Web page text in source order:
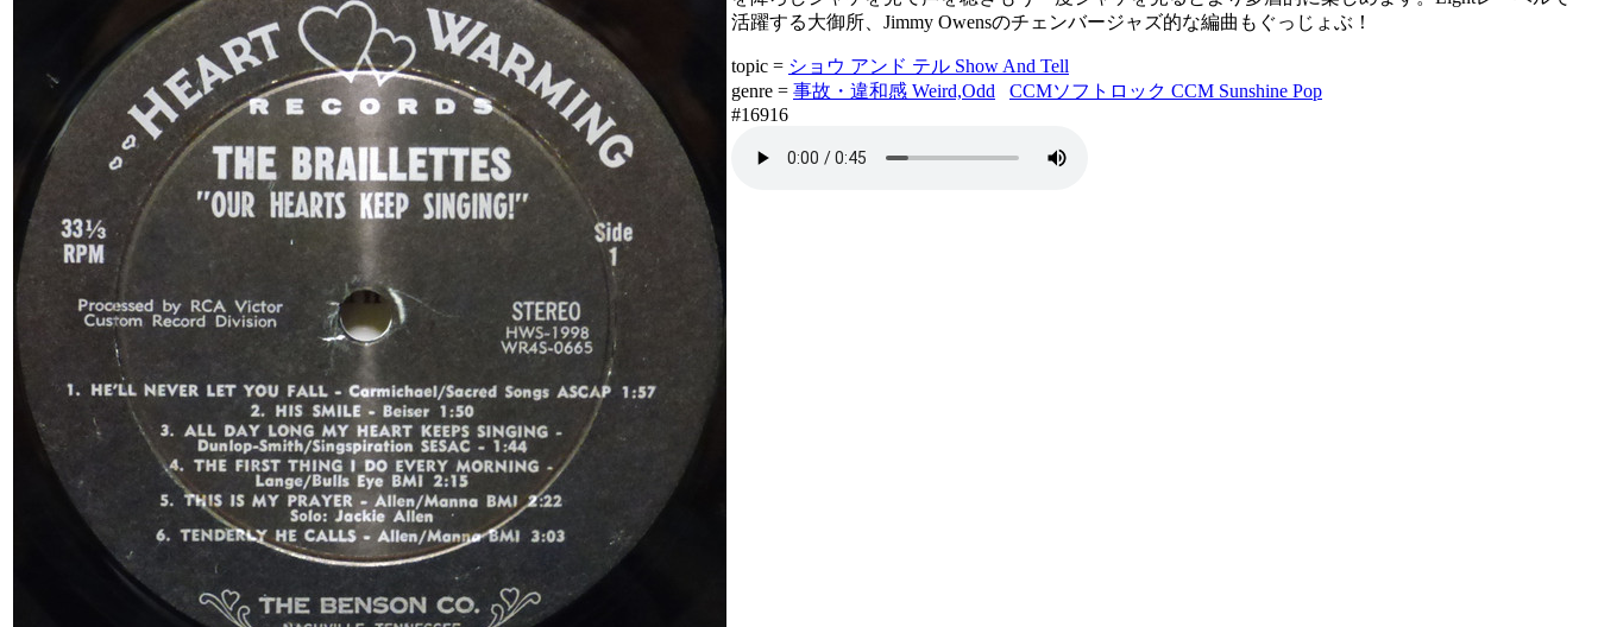
活躍する大御所、Jimmy Owensのチェンバージャズ的な編曲もぐっじょぶ！
topic = ショウ アンド テル Show And Tell
genre = 事故・違和感 Weird,Odd
CCMソフトロック CCM Sunshine Pop
#16916